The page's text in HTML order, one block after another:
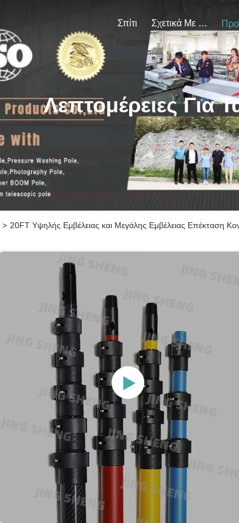
Σπίτι Σχετικά Με Εμάς
Λεπτομέρειες Για
> 20FT Υψηλής Εμβέλειας και Μεγάλης Εμβέλειας Επέκταση